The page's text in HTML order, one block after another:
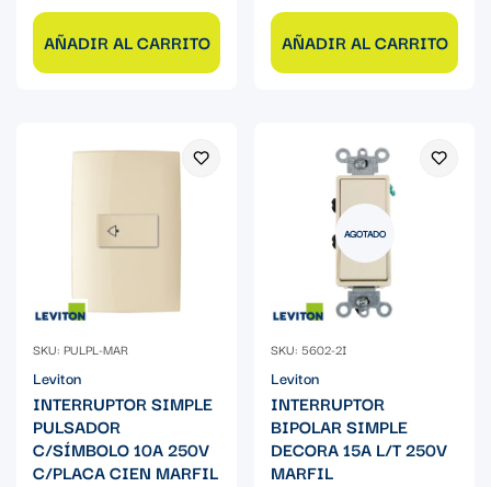
AÑADIR AL CARRITO AÑADIR AL CARRITO
SKU: PULPL-MAR
Leviton
INTERRUPTOR SIMPLE
PULSADOR
C/SÍMBOLO 10A 250V
C/PLACA CIEN MARFIL
AGOTADO
SKU: 5602-2I
Leviton
INTERRUPTOR
BIPOLAR SIMPLE
DECORA 15A L/T 250V
MARFIL